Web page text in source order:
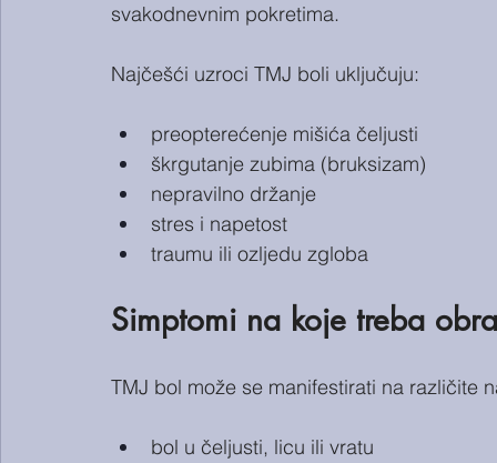
svakodnevnim pokretima.
Najčešći uzroci TMJ boli uključuju:
preopterećenje mišića čeljusti
škrgutanje zubima (bruksizam)
nepravilno držanje
stres i napetost
traumu ili ozljedu zgloba
Simptomi na koje treba
TMJ bol može se manifestirati na različite
bol u čeljusti, licu ili vratu